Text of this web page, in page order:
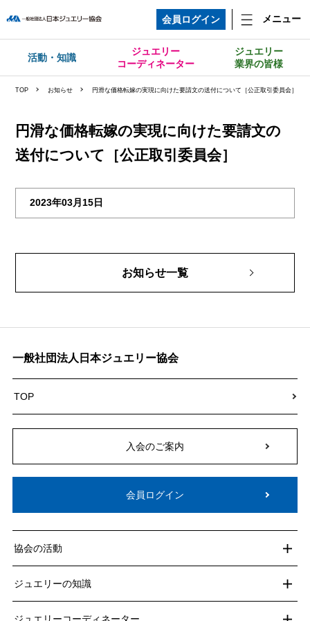
会員ログイン メニュー
活動・知識
ジュエリー
コーディネーター
ジュエリー
業界の皆様
TOP お知らせ 円滑な価格転嫁の実現に向けた要請文の送付について［公正取引委員会］
円滑な価格転嫁の実現に向けた要請文の
送付について［公正取引委員会］
2023年03月15日
お知らせ一覧
一般社団法人日本ジュエリー協会
TOP
入会のご案内
会員ログイン
協会の活動
ジュエリーの知識